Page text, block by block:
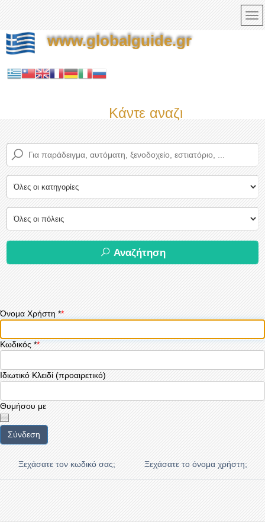
www.globalguide.gr
Κάντε αναζήτηση τώρα
Αναζήτηση
Όνομα Χρήστη *
Κωδικός*
Ιδιωτικό Κλειδί (προαιρετικό)
Θυμήσου με
Σύνδεση
Ξεχάσατε τον κωδικό σας; Ξεχάσατε το όνομα χρήστη;